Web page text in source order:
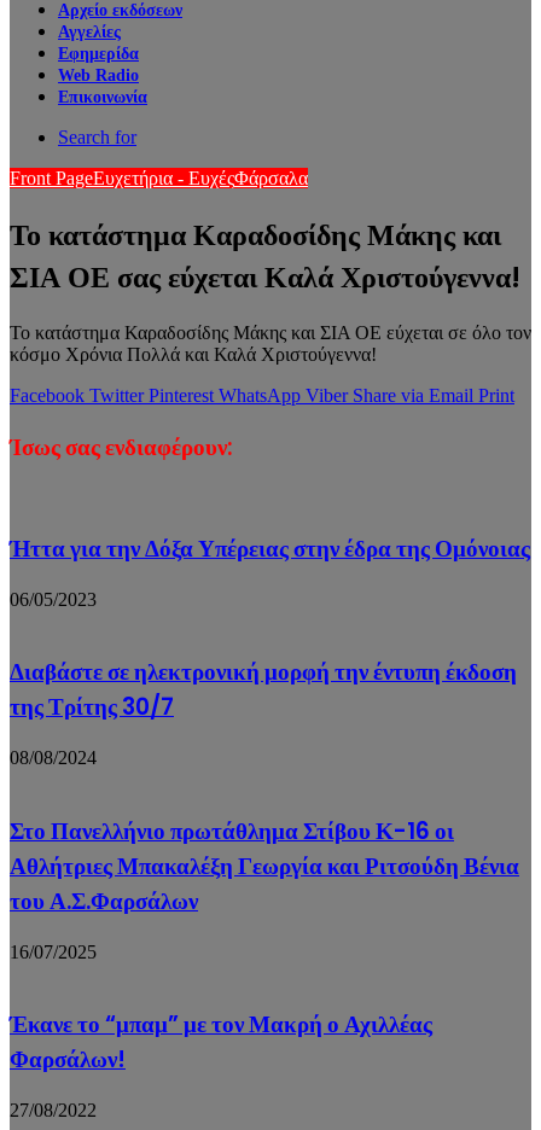
Αρχείο εκδόσεων
Αγγελίες
Εφημερίδα
Web Radio
Επικοινωνία
Search for
Front PageΕυχετήρια - ΕυχέςΦάρσαλα
Το κατάστημα Καραδοσίδης Μάκης και
ΣΙΑ ΟΕ σας εύχεται Καλά Χριστούγεννα!
Το κατάστημα Καραδοσίδης Μάκης και ΣΙΑ ΟΕ εύχεται σε όλο τον
κόσμο Χρόνια Πολλά και Καλά Χριστούγεννα!
Facebook Twitter Pinterest WhatsApp Viber Share via Email Print
Ίσως σας ενδιαφέρουν:
Ήττα για την Δόξα Υπέρειας στην έδρα της Ομόνοιας
06/05/2023
Διαβάστε σε ηλεκτρονική μορφή την έντυπη έκδοση
της Τρίτης 30/7
08/08/2024
Στο Πανελλήνιο πρωτάθλημα Στίβου Κ-16 οι
Αθλήτριες Μπακαλέξη Γεωργία και Ριτσούδη Βένια
του Α.Σ.Φαρσάλων
16/07/2025
Έκανε το “μπαμ” με τον Μακρή ο Αχιλλέας
Φαρσάλων!
27/08/2022